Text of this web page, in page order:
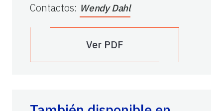
Contactos: Wendy Dahl
Ver PDF